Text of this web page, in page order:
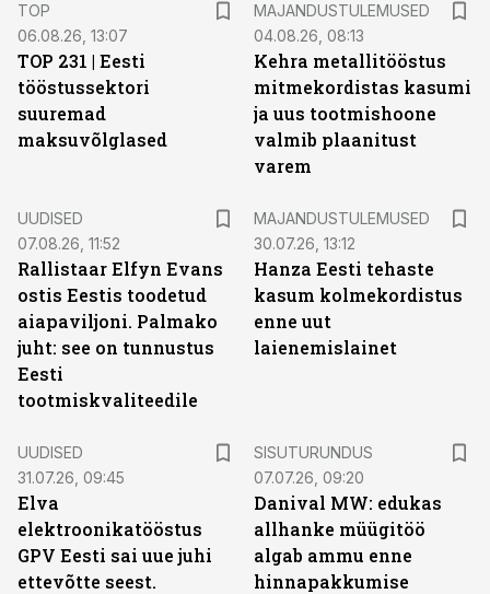
TOP
06.08.26, 13:07
TOP 231 | Eesti
tööstussektori
suuremad
maksuvõlglased
MAJANDUSTULEMUSED
04.08.26, 08:13
Kehra metallitööstus
mitmekordistas kasumi
ja uus tootmishoone
valmib plaanitust
varem
UUDISED
07.08.26, 11:52
Rallistaar Elfyn Evans
ostis Eestis toodetud
aiapaviljoni. Palmako
juht: see on tunnustus
Eesti
tootmiskvaliteedile
MAJANDUSTULEMUSED
30.07.26, 13:12
Hanza Eesti tehaste
kasum kolmekordistus
enne uut
laienemislainet
UUDISED
31.07.26, 09:45
Elva
elektroonikatööstus
GPV Eesti sai uue juhi
ettevõtte seest.
SISUTURUNDUS
07.07.26, 09:20
Danival MW: edukas
allhanke müügitöö
algab ammu enne
hinnapakkumise